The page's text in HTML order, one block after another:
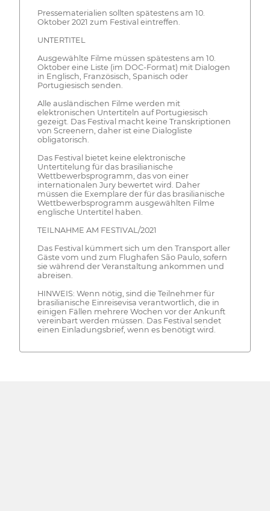
Pressematerialien sollten spätestens am 10.
Oktober 2021 zum Festival eintreffen.
UNTERTITEL
Ausgewählte Filme müssen spätestens am 10.
Oktober eine Liste (im DOC-Format) mit Dialogen
in Englisch, Französisch, Spanisch oder
Portugiesisch senden.
Alle ausländischen Filme werden mit
elektronischen Untertiteln auf Portugiesisch
gezeigt. Das Festival macht keine Transkriptionen
von Screenern, daher ist eine Dialogliste
obligatorisch.
Das Festival bietet keine elektronische
Untertitelung für das brasilianische
Wettbewerbsprogramm, das von einer
internationalen Jury bewertet wird. Daher
müssen die Exemplare der für das brasilianische
Wettbewerbsprogramm ausgewählten Filme
englische Untertitel haben.
TEILNAHME AM FESTIVAL/2021
Das Festival kümmert sich um den Transport aller
Gäste vom und zum Flughafen São Paulo, sofern
sie während der Veranstaltung ankommen und
abreisen.
HINWEIS: Wenn nötig, sind die Teilnehmer für
brasilianische Einreisevisa verantwortlich, die in
einigen Fällen mehrere Wochen vor der Ankunft
vereinbart werden müssen. Das Festival sendet
einen Einladungsbrief, wenn es benötigt wird.